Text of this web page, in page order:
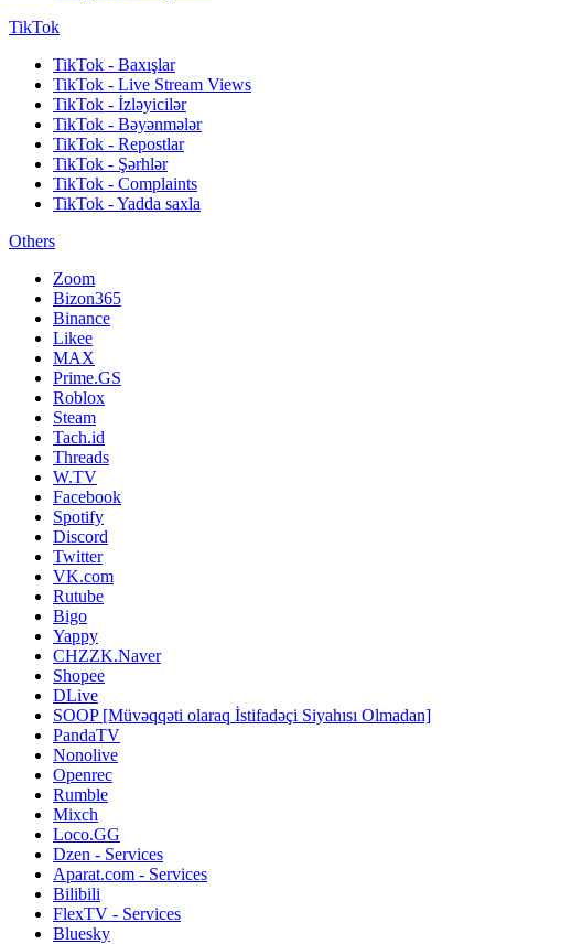
TikTok
TikTok - Baxışlar
TikTok - Live Stream Views
TikTok - İzləyicilər
TikTok - Bəyənmələr
TikTok - Repostlar
TikTok - Şərhlər
TikTok - Complaints
TikTok - Yadda saxla
Others
Zoom
Bizon365
Binance
Likee
MAX
Prime.GS
Roblox
Steam
Tach.id
Threads
W.TV
Facebook
Spotify
Discord
Twitter
VK.com
Rutube
Bigo
Yappy
CHZZK.Naver
Shopee
DLive
SOOP [Müvəqqəti olaraq İstifadəçi Siyahısı Olmadan]
PandaTV
Nonolive
Openrec
Rumble
Mixch
Loco.GG
Dzen - Services
Aparat.com - Services
Bilibili
FlexTV - Services
Bluesky